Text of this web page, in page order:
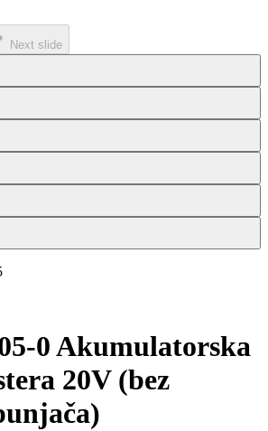
Next slide
0 Akumulatorska
20V (bez